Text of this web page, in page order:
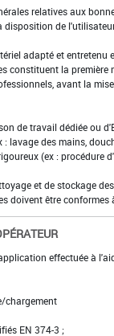
relatives aux
disposition de
adapté et entretenu
constituent la première
avant la
de travail dédiée ou
: lavage des mains,
(ex : procédure
et de stockage
doivent être conformes
effectuée à
chargement
EN 374-3 ;